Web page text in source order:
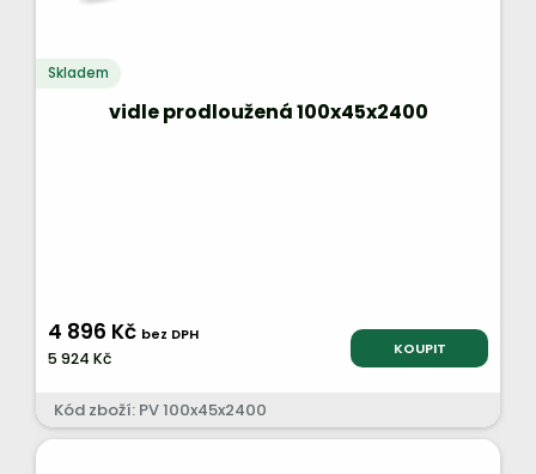
Skladem
vidle prodloužená 100x45x2400
4 896 Kč bez DPH
5 924 Kč KOUPIT
Kód zboží: PV 100x45x2400